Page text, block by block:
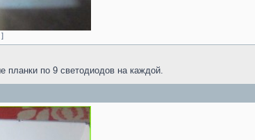
]
планки по 9 светодиодов на каждой.